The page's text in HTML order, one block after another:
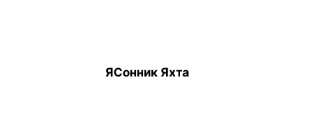
ЯСонник Яхта